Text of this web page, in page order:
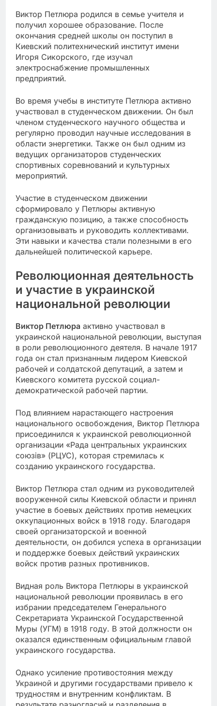
Виктор Петлюра родился в семье учителя и
получил хорошее образование. После
окончания средней школы он поступил в
Киевский политехнический институт имени
Игоря Сикорского, где изучал
электроснабжение промышленных
предприятий.
Во время учебы в институте Петлюра активно
участвовал в студенческом движении. Он был
членом студенческого научного общества и
регулярно проводил научные исследования в
области энергетики. Также он был одним из
ведущих организаторов студенческих
спортивных соревнований и культурных
мероприятий.
Участие в студенческом движении
сформировало у Петлюры активную
гражданскую позицию, а также способность
организовывать и руководить коллективами.
Эти навыки и качества стали полезными в его
дальнейшей политической карьере.
Революционная деятельность
и участие в украинской
национальной революции
Виктор Петлюра активно участвовал в
украинской национальной революции, выступая
в роли революционного деятеля. В начале 1917
года он стал признанным лидером Киевской
рабочей и солдатской депутаций, а затем и
Киевского комитета русской социал-
демократической рабочей партии.
Под влиянием нарастающего настроения
национального освобождения, Виктор Петлюра
присоединился к украинской революционной
организации «Рада центральных украинских
союзів» (РЦУС), которая стремилась к
созданию украинского государства.
Виктор Петлюра стал одним из руководителей
вооруженной силы Киевской области и принял
участие в боевых действиях против немецких
оккупационных войск в 1918 году. Благодаря
своей организаторской и военной
деятельности, он добился успеха в организации
и поддержке боевых действий украинских
войск против разных противников.
Видная роль Виктора Петлюры в украинской
национальной революции проявилась в его
избрании председателем Генерального
Секретариата Украинской Государственной
Муры (УГМ) в 1918 году. В этой должности он
оказался единственным официальным главой
украинского государства.
Однако усиление противостояния между
Украиной и другими государствами привело к
трудностям и внутренним конфликтам. В